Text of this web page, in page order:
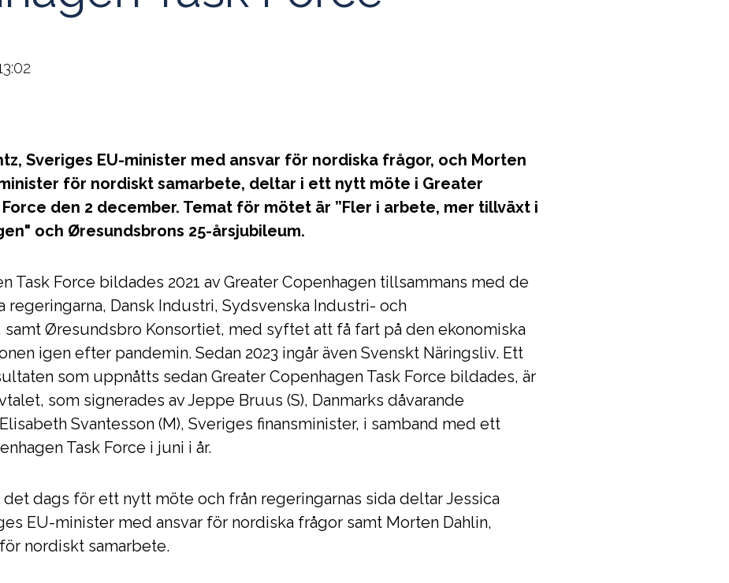
Sveriges EU-minister med ansvar för nordiska frågor, och Morten
för nordiskt samarbete, deltar i ett nytt möte i Greater
Force den 2 december. Temat för mötet är ”Fler i arbete, mer tillväxt i
och Øresundsbrons 25-årsjubileum.
Task Force bildades 2021 av Greater Copenhagen tillsammans med de
regeringarna, Dansk Industri, Sydsvenska Industri- och
samt Øresundsbro Konsortiet, med syftet att få fart på den ekonomiska
igen efter pandemin. Sedan 2023 ingår även Svenskt Näringsliv. Ett
som uppnåtts sedan Greater Copenhagen Task Force bildades, är
som signerades av Jeppe Bruus (S), Danmarks dåvarande
Svantesson (M), Sveriges finansminister, i samband med ett
Task Force i juni i år.
det dags för ett nytt möte och från regeringarnas sida deltar Jessica
EU-minister med ansvar för nordiska frågor samt Morten Dahlin,
nordiskt samarbete.